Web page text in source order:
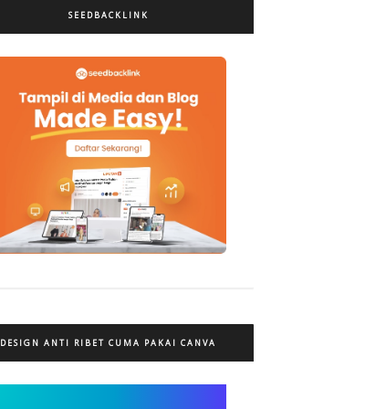
SEEDBACKLINK
DESIGN ANTI RIBET CUMA PAKAI CANVA